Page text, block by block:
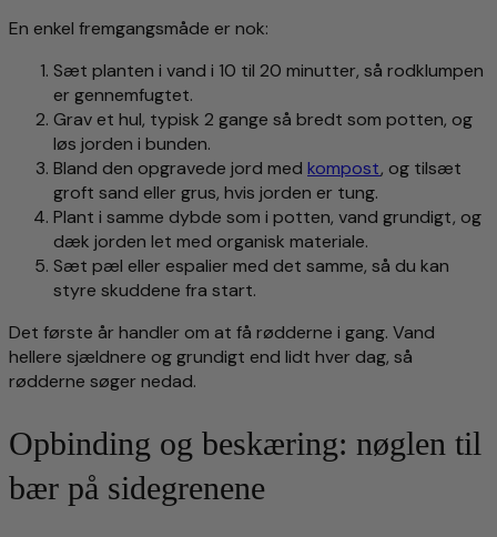
En enkel fremgangsmåde er nok:
Sæt planten i vand i 10 til 20 minutter, så rodklumpen
er gennemfugtet.
Grav et hul, typisk 2 gange så bredt som potten, og
løs jorden i bunden.
Bland den opgravede jord med kompost, og tilsæt
groft sand eller grus, hvis jorden er tung.
Plant i samme dybde som i potten, vand grundigt, og
dæk jorden let med organisk materiale.
Sæt pæl eller espalier med det samme, så du kan
styre skuddene fra start.
Det første år handler om at få rødderne i gang. Vand
hellere sjældnere og grundigt end lidt hver dag, så
rødderne søger nedad.
Opbinding og beskæring: nøglen til
bær på sidegrenene